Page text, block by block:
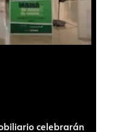
celebrarán